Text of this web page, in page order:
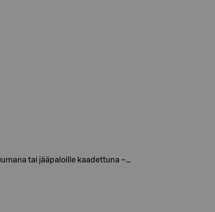
tai jääpaloille kaadettuna –…